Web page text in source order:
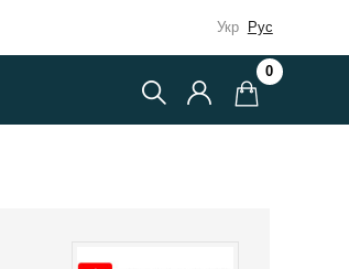
Укр Рус
0